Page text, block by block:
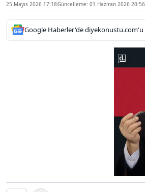
25 Mayıs 2026 17:18Güncelleme: 01 Haziran 2026 20:56
Google Haberler'de